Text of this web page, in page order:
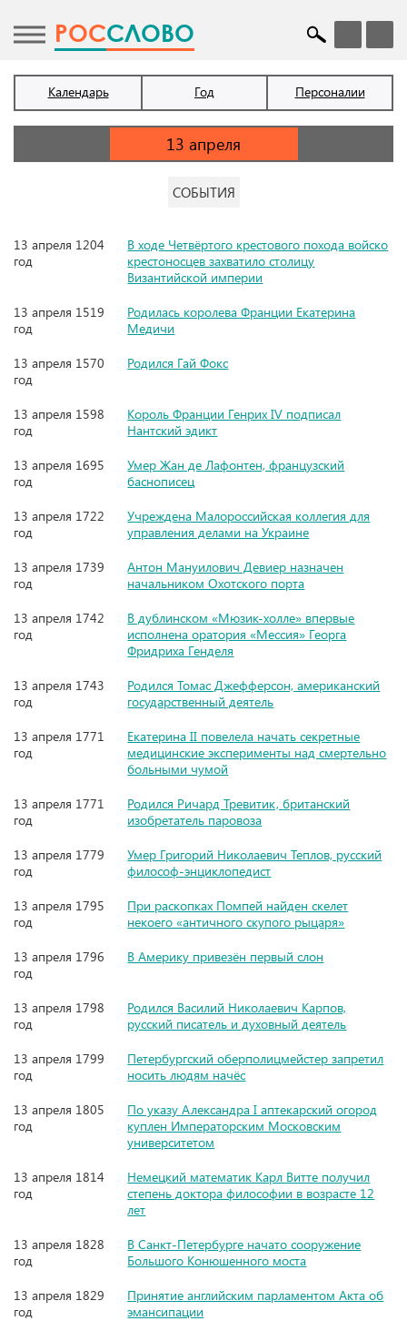
POCСЛОВО
Календарь Год Персоналии
СОБЫТИЯ
13 апреля 1204
год
В ходе Четвёртого крестового похода войско
крестоносцев захватило столицу
Византийской империи
13 апреля 1519
год
Родилась королева Франции Екатерина
Медичи
13 апреля 1570
год
Родился Гай Фокс
13 апреля 1598
год
Король Франции Генрих IV подписал
Нантский эдикт
13 апреля 1695
год
Умер Жан де Лафонтен, французский
баснописец
13 апреля 1722
год
Учреждена Малороссийская коллегия для
управления делами на Украине
13 апреля 1739
год
Антон Мануилович Девиер назначен
начальником Охотского порта
13 апреля 1742
год
В дублинском «Мюзик-холле» впервые
исполнена оратория «Мессия» Георга
Фридриха Генделя
13 апреля 1743
год
Родился Томас Джефферсон, американский
государственный деятель
13 апреля 1771
год
Екатерина II повелела начать секретные
медицинские эксперименты над смертельно
больными чумой
13 апреля 1771
год
Родился Ричард Тревитик, британский
изобретатель паровоза
13 апреля 1779
год
Умер Григорий Николаевич Теплов, русский
философ-энциклопедист
13 апреля 1795
год
При раскопках Помпей найден скелет
некоего «античного скупого рыцаря»
13 апреля 1796
год
В Америку привезён первый слон
13 апреля 1798
год
Родился Василий Николаевич Карпов,
русский писатель и духовный деятель
13 апреля 1799
год
Петербургский оберполицмейстер запретил
носить людям начёс
13 апреля 1805
год
По указу Александра I аптекарский огород
куплен Императорским Московским
университетом
13 апреля 1814
год
Немецкий математик Карл Витте получил
степень доктора философии в возрасте 12
лет
13 апреля 1828
год
В Санкт-Петербурге начато сооружение
Большого Kонюшенного моста
13 апреля 1829
год
Принятие английским парламентом Акта об
эмансипации